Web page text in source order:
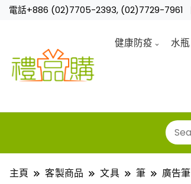
電話+886 (02)7705-2393, (02)7729-7961
健康防疫 水瓶
主頁 客製商品 文具 筆 廣告筆